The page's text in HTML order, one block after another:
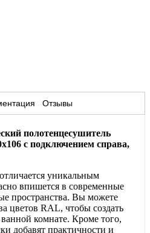
Отзывы
полотенцесушитель
с подключением справа,
уникальным
впишется в современные
пространства. Вы можете
цветов RAL, чтобы создать
комнате. Кроме того,
добавят практичности и